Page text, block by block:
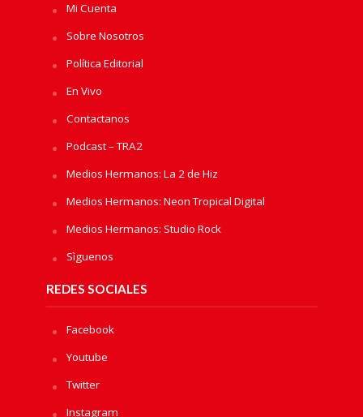
Mi Cuenta
Sobre Nosotros
Política Editorial
En Vivo
Contactanos
Podcast – TRA2
Medios Hermanos: La 2 de Hiz
Medios Hermanos: Neon Tropical Digital
Medios Hermanos: Studio Rock
Sìguenos
REDES SOCIALES
Facebook
Youtube
Twitter
Instagram